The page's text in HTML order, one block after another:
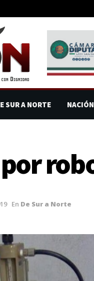
SUR A NORTE NACIÓN
En De Sur a Norte